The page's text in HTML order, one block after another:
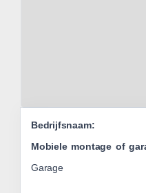
Bedrijfsnaam:
Mobiele montage of
Garage